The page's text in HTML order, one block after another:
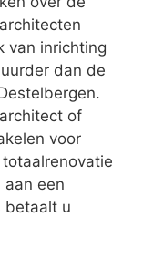
van inrichting
dan de
of
voor
een
betaalt u